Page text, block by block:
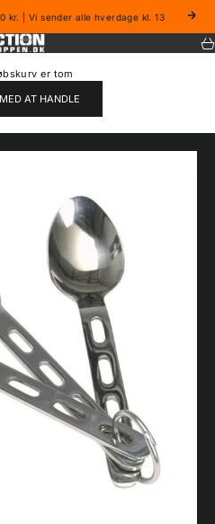
kr. | Vi sender alle hverdage kl. 13
er tom
AT HANDLE